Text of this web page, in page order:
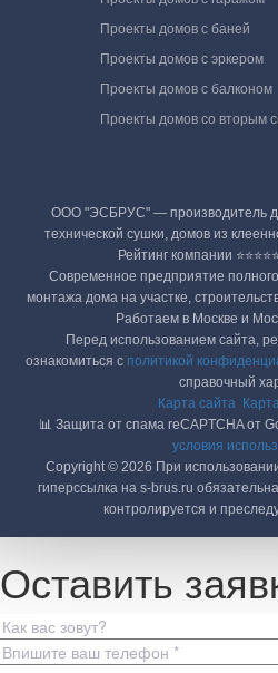
Проекты домов с баней
Проекты домов с эркером
Проекты домов с балконом
Проекты домов со вторым
ООО "ЭСБРУС" — производитель
технической сушки, домов из
Рейтинг компании
Современное предприятие полного
монтажа дома на участке,
Работаем в Москве и
Перед использованием сайта,
ознакомиться с политикой
справочный
Карта сайта
📊 Защита от спама reCAPTCHA от
условия
Copyright © 2026 При
гиперссылка на s-brus.ru
контролируется и
Оставить